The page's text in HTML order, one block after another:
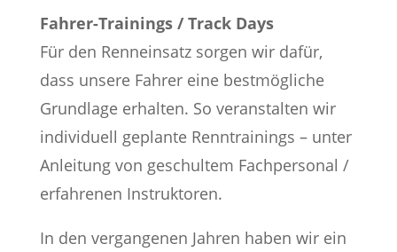
Fahrer-Trainings / Track Days
Für den Renneinsatz sorgen wir dafür,
dass unsere Fahrer eine bestmögliche
Grundlage erhalten. So veranstalten wir
individuell geplante Renntrainings – unter
Anleitung von geschultem Fachpersonal /
erfahrenen Instruktoren.
In den vergangenen Jahren haben wir ein